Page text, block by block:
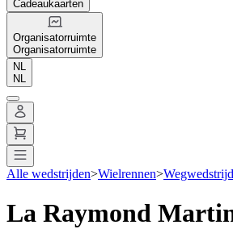
Cadeaukaarten
Organisatorruimte
Organisatorruimte
NL
NL
Alle wedstrijden>Wielrennen>Wegwedstrijd
La Raymond